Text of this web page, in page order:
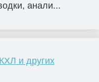
анали...
и других